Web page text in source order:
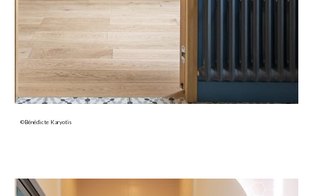
©Bénédicte Karyotis